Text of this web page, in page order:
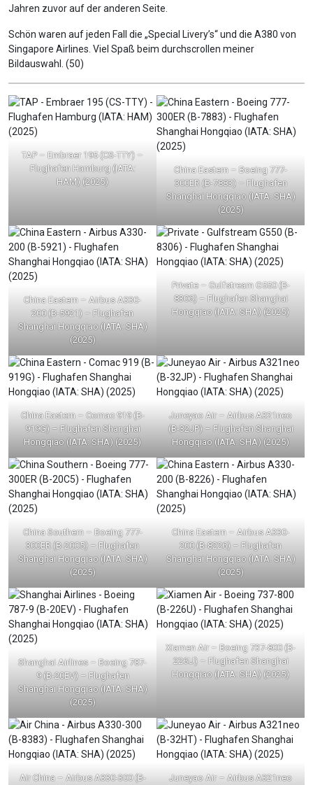
Jahren zuvor auf der anderen Seite.
Schön waren auf jeden Fall die „Special Livery’s“ und die A380 von
Singapore Airlines. Viel Spaß beim durchscrollen meiner
Bildauswahl. (50)
TAP – Embraer 195 (CS-TTY) –
Flughafen Hamburg (IATA:
HAM) (2025)
China Eastern – Boeing 777-
300ER (B-7883) – Flughafen
Shanghai Hongqiao (IATA: SHA)
(2025)
China Eastern – Airbus A330-
200 (B-5921) – Flughafen
Shanghai Hongqiao (IATA: SHA)
(2025)
Private – Gulfstream G550 (B-
8306) – Flughafen Shanghai
Hongqiao (IATA: SHA) (2025)
China Eastern – Comac 919 (B-
919G) – Flughafen Shanghai
Hongqiao (IATA: SHA) (2025)
Juneyao Air – Airbus A321neo
(B-32JP) – Flughafen Shanghai
Hongqiao (IATA: SHA) (2025)
China Southern – Boeing 777-
300ER (B-20C5) – Flughafen
Shanghai Hongqiao (IATA: SHA)
(2025)
China Eastern – Airbus A330-
200 (B-8226) – Flughafen
Shanghai Hongqiao (IATA: SHA)
(2025)
Shanghai Airlines – Boeing 787-
9 (B-20EV) – Flughafen
Shanghai Hongqiao (IATA: SHA)
(2025)
Xiamen Air – Boeing 737-800 (B-
226U) – Flughafen Shanghai
Hongqiao (IATA: SHA) (2025)
Air China – Airbus A330-300 (B-
Juneyao Air – Airbus A321neo